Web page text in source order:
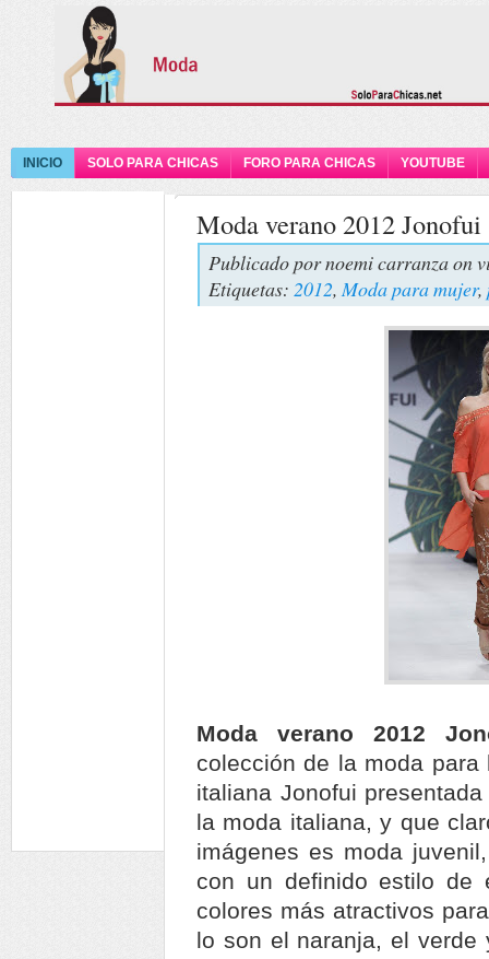
INICIO SOLO PARA CHICAS FORO PARA CHICAS YOUTUBE
Moda verano 2012 Jonofui
Publicado pornoemi carranzaon
Etiquetas: 2012, Moda para mujer,
Moda verano 2012
colección de la moda
italiana Jonofui
la moda italiana, y que
imágenes es moda
con un definido estilo de
colores más atractivos
lo son el naranja, el verde